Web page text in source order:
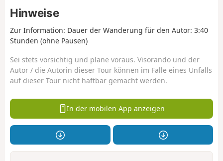
Hinweise
Zur Information: Dauer der Wanderung für den Autor: 3:40
Stunden (ohne Pausen)
Sei stets vorsichtig und plane voraus. Visorando und der
Autor / die Autorin dieser Tour können im Falle eines Unfalls
auf dieser Tour nicht haftbar gemacht werden.
In der mobilen App anzeigen